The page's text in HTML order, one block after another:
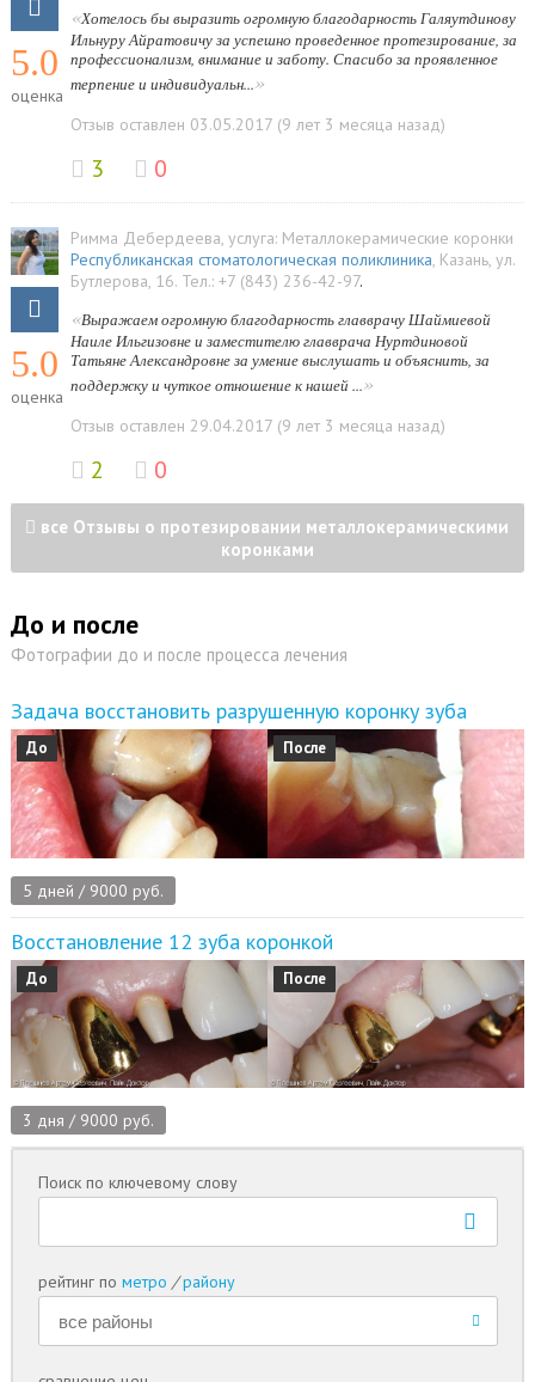
5.0
оценка
«Хотелось бы выразить огромную благодарность Галяутдинову
Ильнуру Айратовичу за успешно проведенное протезирование, за
профессионализм, внимание и заботу. Спасибо за проявленное
терпение и индивидуальн...»
Отзыв оставлен 03.05.2017 (9 лет 3 месяца назад)
3 0
5.0
оценка
Римма Дебердеева, услуга: Металлокерамические коронки
Республиканская стоматологическая поликлиника, Казань, ул.
Бутлерова, 16. Тел.: +7 (843) 236-42-97.
«Выражаем огромную благодарность главврачу Шаймиевой
Наиле Ильгизовне и заместителю главврача Нуртдиновой
Татьяне Александровне за умение выслушать и объяснить, за
поддержку и чуткое отношение к нашей ...»
Отзыв оставлен 29.04.2017 (9 лет 3 месяца назад)
2 0
все Отзывы о протезировании металлокерамическими
коронками
До и после
Фотографии до и после процесса лечения
Задача восстановить разрушенную коронку зуба
До После
5 дней / 9000 руб.
Восстановление 12 зуба коронкой
До После
3 дня / 9000 руб.
Поиск по ключевому слову
рейтинг пометро / району